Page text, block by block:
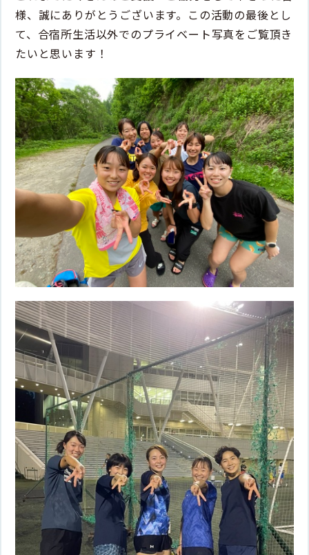
様、誠にありがとうございます。この活動の最後とし
て、合宿所生活以外でのプライベート写真をご覧頂き
たいと思います！